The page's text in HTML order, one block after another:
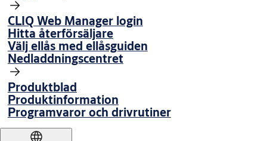
CLIQ Web Manager login
Hitta återförsäljare
Välj ellås med ellåsguiden
Nedladdningscentret
Produktblad
Produktinformation
Programvaror och drivrutiner